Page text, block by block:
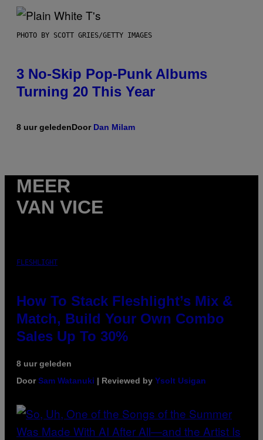
PHOTO BY SCOTT GRIES/GETTY IMAGES
3 No-Skip Pop-Punk Albums
Turning 20 This Year
8 uur geledenDoor Dan Milam
MEER
VAN VICE
FLESHLIGHT
How To Stack Fleshlight’s Mix &
Match, Build Your Own Combo
Sales Up To 30%
8 uur geleden
DoorSam Watanuki | Reviewed by Ysolt Usigan